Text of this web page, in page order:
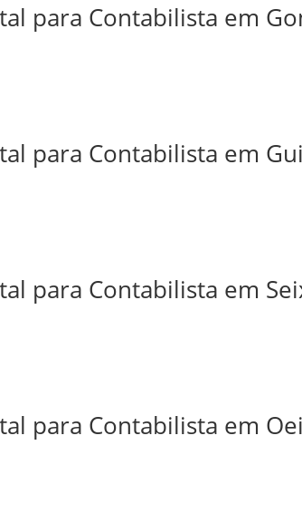
para Contabilista em
para Contabilista em
para Contabilista em
para Contabilista em